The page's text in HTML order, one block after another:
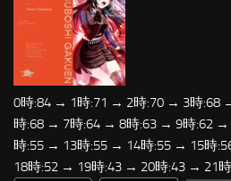
0時:84 → 1時:71 → 2時:70 → 3時:68
時:68 → 7時:64 → 8時:63 → 9時:62
時:55 → 13時:55 → 14時:55 → 15時
18時:52 → 19時:43 → 20時:43 → 21